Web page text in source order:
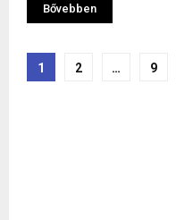
Bővebben
Bejegyzések
1 2 … 9